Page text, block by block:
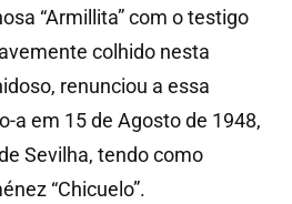
“Armillita” com o testigo
colhido nesta
renunciou a essa
a em 15 de Agosto de 1948,
Sevilha, tendo como
“Chicuelo”.